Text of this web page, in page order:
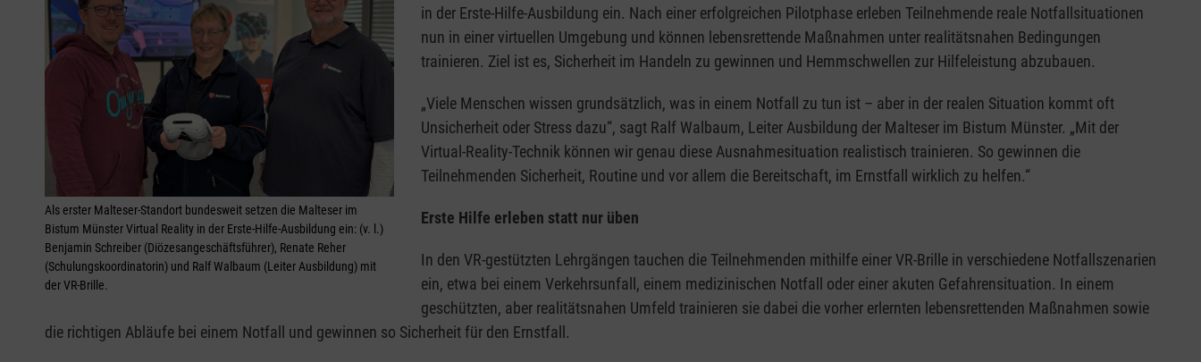
Als erster Malteser-Standort bundesweit setzen die Malteser im
Bistum Münster Virtual Reality in der Erste-Hilfe-Ausbildung ein: (v. l.)
Benjamin Schreiber (Diözesangeschäftsführer), Renate Reher
(Schulungskoordinatorin) und Ralf Walbaum (Leiter Ausbildung) mit
der VR-Brille.
in der Erste-Hilfe-Ausbildung ein. Nach einer erfolgreichen Pilotphase erleben Teilnehmende reale Notfallsituationen
nun in einer virtuellen Umgebung und können lebensrettende Maßnahmen unter realitätsnahen Bedingungen
trainieren. Ziel ist es, Sicherheit im Handeln zu gewinnen und Hemmschwellen zur Hilfeleistung abzubauen.
„Viele Menschen wissen grundsätzlich, was in einem Notfall zu tun ist – aber in der realen Situation kommt oft
Unsicherheit oder Stress dazu“, sagt Ralf Walbaum, Leiter Ausbildung der Malteser im Bistum Münster. „Mit der
Virtual-Reality-Technik können wir genau diese Ausnahmesituation realistisch trainieren. So gewinnen die
Teilnehmenden Sicherheit, Routine und vor allem die Bereitschaft, im Ernstfall wirklich zu helfen.“
Erste Hilfe erleben statt nur üben
In den VR-gestützten Lehrgängen tauchen die Teilnehmenden mithilfe einer VR-Brille in verschiedene Notfallszenarien
ein, etwa bei einem Verkehrsunfall, einem medizinischen Notfall oder einer akuten Gefahrensituation. In einem
geschützten, aber realitätsnahen Umfeld trainieren sie dabei die vorher erlernten lebensrettenden Maßnahmen sowie
die richtigen Abläufe bei einem Notfall und gewinnen so Sicherheit für den Ernstfall.